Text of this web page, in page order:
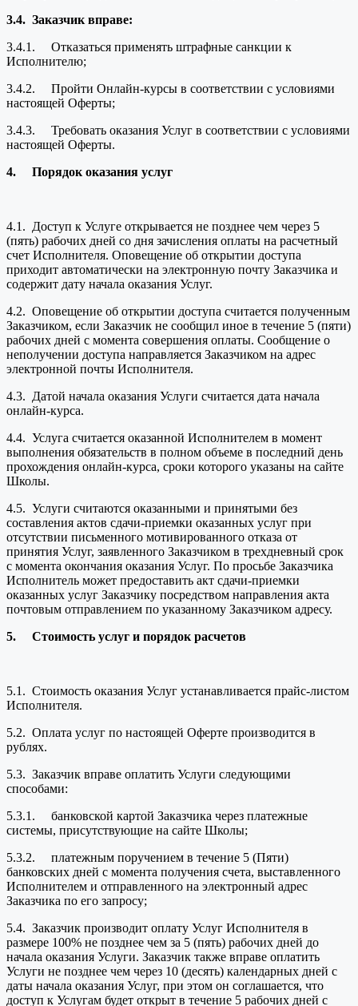
3.4. Заказчик вправе:
3.4.1. Отказаться применять штрафные санкции к
Исполнителю;
3.4.2. Пройти Онлайн-курсы в соответствии с условиями
настоящей Оферты;
3.4.3. Требовать оказания Услуг в соответствии с условиями
настоящей Оферты.
4. Порядок оказания услуг
4.1. Доступ к Услуге открывается не позднее чем через 5
(пять) рабочих дней со дня зачисления оплаты на расчетный
счет Исполнителя. Оповещение об открытии доступа
приходит автоматически на электронную почту Заказчика и
содержит дату начала оказания Услуг.
4.2. Оповещение об открытии доступа считается полученным
Заказчиком, если Заказчик не сообщил иное в течение 5 (пяти)
рабочих дней с момента совершения оплаты. Сообщение о
неполучении доступа направляется Заказчиком на адрес
электронной почты Исполнителя.
4.3. Датой начала оказания Услуги считается дата начала
онлайн-курса.
4.4. Услуга считается оказанной Исполнителем в момент
выполнения обязательств в полном объеме в последний день
прохождения онлайн-курса, сроки которого указаны на сайте
Школы.
4.5. Услуги считаются оказанными и принятыми без
составления актов сдачи-приемки оказанных услуг при
отсутствии письменного мотивированного отказа от
принятия Услуг, заявленного Заказчиком в трехдневный срок
с момента окончания оказания Услуг. По просьбе Заказчика
Исполнитель может предоставить акт сдачи-приемки
оказанных услуг Заказчику посредством направления акта
почтовым отправлением по указанному Заказчиком адресу.
5. Стоимость услуг и порядок расчетов
5.1. Стоимость оказания Услуг устанавливается прайс-листом
Исполнителя.
5.2. Оплата услуг по настоящей Оферте производится в
рублях.
5.3. Заказчик вправе оплатить Услуги следующими
способами:
5.3.1. банковской картой Заказчика через платежные
системы, присутствующие на сайте Школы;
5.3.2. платежным поручением в течение 5 (Пяти)
банковских дней с момента получения счета, выставленного
Исполнителем и отправленного на электронный адрес
Заказчика по его запросу;
5.4. Заказчик производит оплату Услуг Исполнителя в
размере 100% не позднее чем за 5 (пять) рабочих дней до
начала оказания Услуги. Заказчик также вправе оплатить
Услуги не позднее чем через 10 (десять) календарных дней с
даты начала оказания Услуг, при этом он соглашается, что
доступ к Услугам будет открыт в течение 5 рабочих дней с